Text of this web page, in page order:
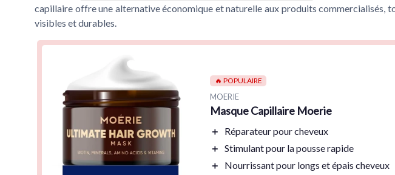
capillaire offre une alternative économique et naturelle aux produits commercialisés,
visibles et durables.
🔥 POPULAIRE
MOERIE
Masque Capillaire Moerie
＋ Réparateurpour cheveux
＋ Stimulantpour la pousse rapide
＋
Nourrissantpour longs et épais cheveux